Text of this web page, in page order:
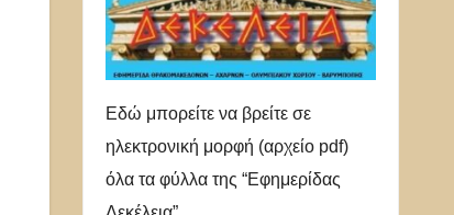
Εδώ μπορείτε να βρείτε σε
ηλεκτρονική μορφή (αρχείο pdf)
όλα τα φύλλα της “Εφημερίδας